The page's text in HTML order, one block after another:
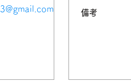
備考